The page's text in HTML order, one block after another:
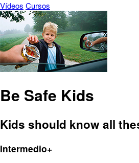
Vídeos Cursos
Be Safe Kids
Kids should know all
Intermedio+